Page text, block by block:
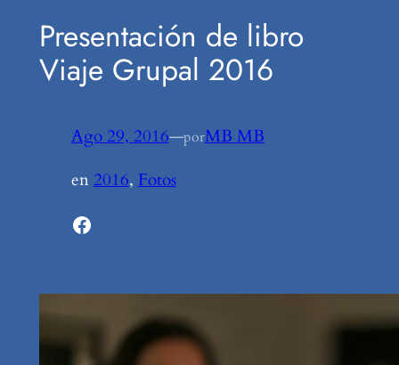
Presentación de libro
Viaje Grupal 2016
Ago 29, 2016—porMB MB
en 2016, Fotos
Facebook